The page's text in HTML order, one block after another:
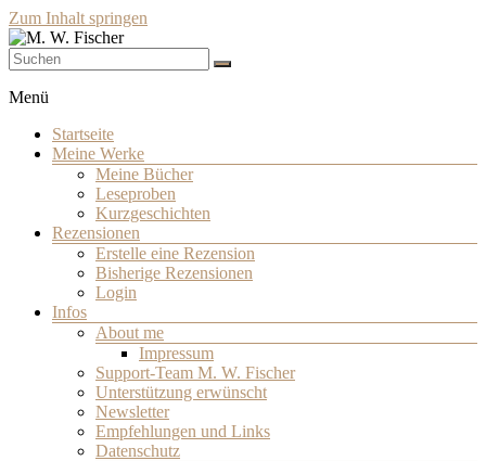
Zum Inhalt springen
Schriftsteller
Menü
Startseite
Meine Werke
Meine Bücher
Leseproben
Kurzgeschichten
Rezensionen
Erstelle eine Rezension
Bisherige Rezensionen
Login
Infos
About me
Impressum
Support-Team M. W. Fischer
Unterstützung erwünscht
Newsletter
Empfehlungen und Links
Datenschutz